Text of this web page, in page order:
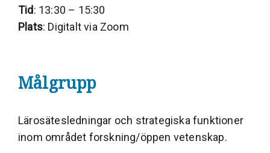
Tid: 13:30 – 15:30
Plats: Digitalt via Zoom
Målgrupp
Lärosätesledningar och strategiska funktioner
inom området forskning/öppen vetenskap.